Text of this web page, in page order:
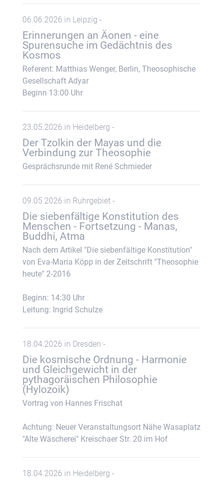
06.06.2026 in Leipzig -
Erinnerungen an Äonen - eine
Spurensuche im Gedächtnis des
Kosmos
Referent: Matthias Wenger, Berlin, Theosophische
Gesellschaft Adyar
Beginn 13:00 Uhr
23.05.2026 in Heidelberg -
Der Tzolkin der Mayas und die
Verbindung zur Theosophie
Gesprächsrunde mit René Schmieder
09.05.2026 in Ruhrgebiet -
Die siebenfältige Konstitution des
Menschen - Fortsetzung - Manas,
Buddhi, Atma
Nach dem Artikel "Die siebenfältige Konstitution"
von Eva-Maria Köpp in der Zeitschrift "Theosophie
heute" 2-2016
Beginn: 14:30 Uhr
Leitung: Ingrid Schulze
18.04.2026 in Dresden -
Die kosmische Ordnung - Harmonie
und Gleichgewicht in der
pythagoräischen Philosophie
(Hylozoik)
Vortrag von Hannes Frischat
Achtung: Neuer Veranstaltungsort Nähe Wasaplatz
"Alte Wäscherei" Kreischaer Str. 20 im Hof
18.04.2026 in Heidelberg -